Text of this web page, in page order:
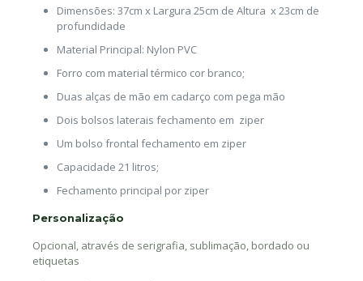
Dimensões: 37cm x Largura 25cm de Altura x 23cm de
profundidade
Material Principal: Nylon PVC
Forro com material térmico cor branco;
Duas alças de mão em cadarço com pega mão
Dois bolsos laterais fechamento em ziper
Um bolso frontal fechamento em ziper
Capacidade 21 litros;
Fechamento principal por ziper
Personalização
Opcional, através de serigrafia, sublimação, bordado ou
etiquetas